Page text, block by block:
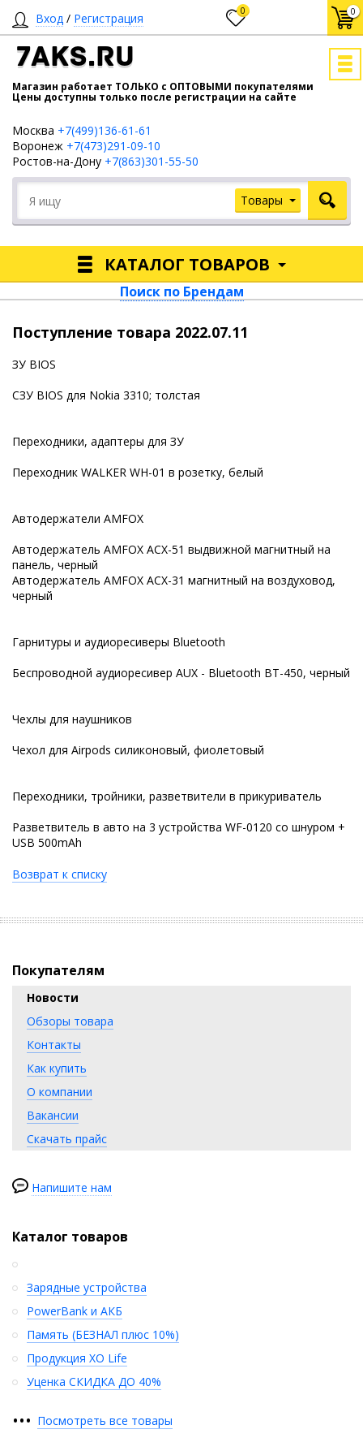
Вход / Регистрация 0 0
7AKS.RU
Магазин работает ТОЛЬКО с ОПТОВЫМИ покупателями
Цены доступны только после регистрации на сайте
Москва +7(499)136-61-61
Воронеж +7(473)291-09-10
Ростов-на-Дону +7(863)301-55-50
Товары
КАТАЛОГ ТОВАРОВ
Поиск по Брендам
Поступление товара 2022.07.11
ЗУ BIOS
СЗУ BIOS для Nokia 3310; толстая
Переходники, адаптеры для ЗУ
Переходник WALKER WH-01 в розетку, белый
Автодержатели AMFOX
Автодержатель AMFOX ACX-51 выдвижной магнитный на
панель, черный
Автодержатель AMFOX ACX-31 магнитный на воздуховод,
черный
Гарнитуры и аудиоресиверы Bluetooth
Беспроводной аудиоресивер AUX - Bluetooth BT-450, черный
Чехлы для наушников
Чехол для Airpods силиконовый, фиолетовый
Переходники, тройники, разветвители в прикуриватель
Разветвитель в авто на 3 устройства WF-0120 со шнуром +
USB 500mAh
Возврат к списку
Покупателям
Новости
Обзоры товара
Контакты
Как купить
О компании
Вакансии
Скачать прайс
Напишите нам
Каталог товаров
Зарядные устройства
PowerBank и АКБ
Память (БЕЗНАЛ плюс 10%)
Продукция XO Life
Уценка СКИДКА ДО 40%
••• Посмотреть все товары